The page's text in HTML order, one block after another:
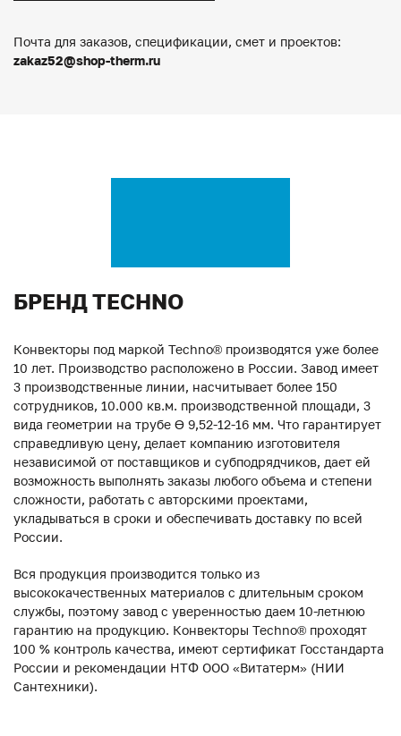
Почта для заказов, спецификации, смет и проектов:
zakaz52@shop-therm.ru
БРЕНД TECHNO
Конвекторы под маркой Techno® производятся уже более
10 лет. Производство расположено в России. Завод имеет
3 производственные линии, насчитывает более 150
сотрудников, 10.000 кв.м. производственной площади, 3
вида геометрии на трубе ϴ 9,52-12-16 мм. Что гарантирует
справедливую цену, делает компанию изготовителя
независимой от поставщиков и субподрядчиков, дает ей
возможность выполнять заказы любого объема и степени
сложности, работать с авторскими проектами,
укладываться в сроки и обеспечивать доставку по всей
России.
Вся продукция производится только из
высококачественных материалов с длительным сроком
службы, поэтому завод с уверенностью даем 10-летнюю
гарантию на продукцию. Конвекторы Techno® проходят
100 % контроль качества, имеют сертификат Госстандарта
России и рекомендации НТФ ООО «Витатерм» (НИИ
Сантехники).